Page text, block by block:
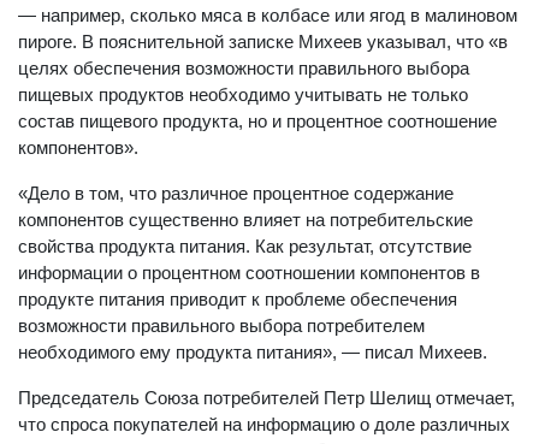
— например, сколько мяса в колбасе или ягод в малиновом
пироге. В пояснительной записке Михеев указывал, что «в
целях обеспечения возможности правильного выбора
пищевых продуктов необходимо учитывать не только
состав пищевого продукта, но и процентное соотношение
компонентов».
«Дело в том, что различное процентное содержание
компонентов существенно влияет на потребительские
свойства продукта питания. Как результат, отсутствие
информации о процентном соотношении компонентов в
продукте питания приводит к проблеме обеспечения
возможности правильного выбора потребителем
необходимого ему продукта питания», — писал Михеев.
Председатель Союза потребителей Петр Шелищ отмечает,
что спроса покупателей на информацию о доле различных